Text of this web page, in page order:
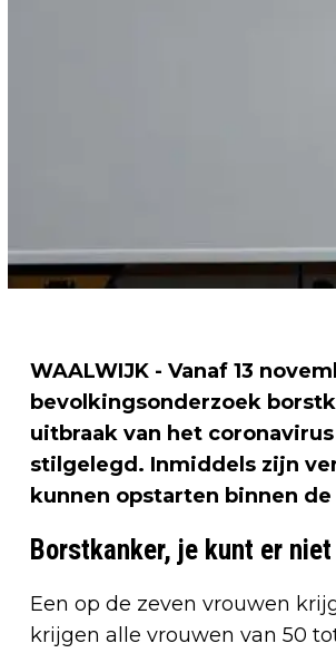
WAALWIJK - Vanaf 13
bevolkingsonderzoek
uitbraak van het
stilgelegd. Inmiddels zijn
kunnen opstarten binnen
Borstkanker, je kunt er
Een op de zeven vrouwen
krijgen alle vrouwen van 50